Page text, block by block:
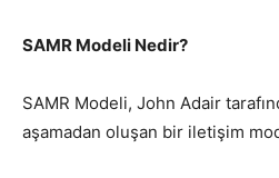
SAMR Modeli Nedir?
SAMR Modeli, John Adair
aşamadan oluşan bir iletişim